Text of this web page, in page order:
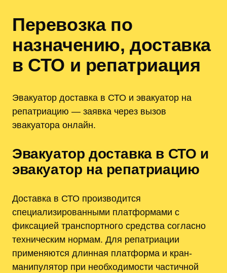
Перевозка по
назначению, доставка
в СТО и репатриация
Эвакуатор доставка в СТО и эвакуатор на
репатриацию — заявка через вызов
эвакуатора онлайн.
Эвакуатор доставка в СТО и
эвакуатор на репатриацию
Доставка в СТО производится
специализированными платформами с
фиксацией транспортного средства согласно
техническим нормам. Для репатриации
применяются длинная платформа и кран-
манипулятор при необходимости частичной